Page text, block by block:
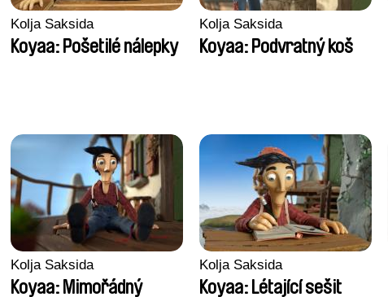
Kolja Saksida
Koyaa: Pošetilé nálepky
Kolja Saksida
Koyaa: Podvratný koš
Kolja Saksida
Koyaa: Mimořádný
Kolja Saksida
Koyaa: Létající sešit